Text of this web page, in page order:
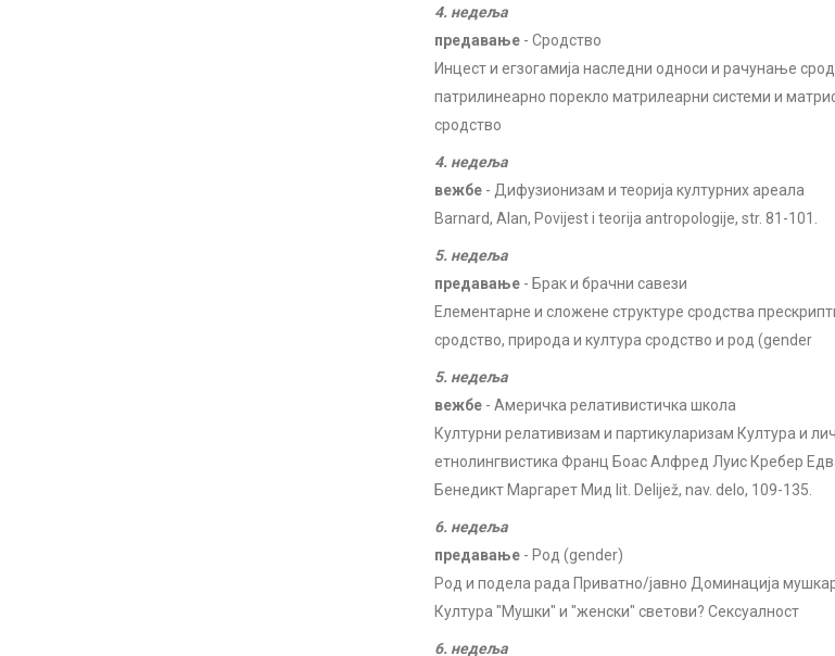
4. недеља
предавање - Сродство
Инцест и егзогамија наследни односи и рачунање
патрилинеарно порекло матрилеарни системи и
сродство
4. недеља
вежбе - Дифузионизам и теорија културних ареала
Barnard, Alan, Povijest i teorija antropologije, str. 81-101.
5. недеља
предавање - Брак и брачни савези
Елементарне и сложене структуре сродства
сродство, природа и култура сродство и род (gender
5. недеља
вежбе - Америчка релативистичка школа
Културни релативизам и партикуларизам Култура и
етнолингвистика Франц Боас Алфред Луис Кребер
Бенедикт Маргарет Мид lit. Delijež, nav. delo, 109-135.
6. недеља
предавање - Род (gender)
Род и подела рада Приватно/јавно Доминација
Култура "Мушки" и "женски" светови? Сексуалност
6. недеља